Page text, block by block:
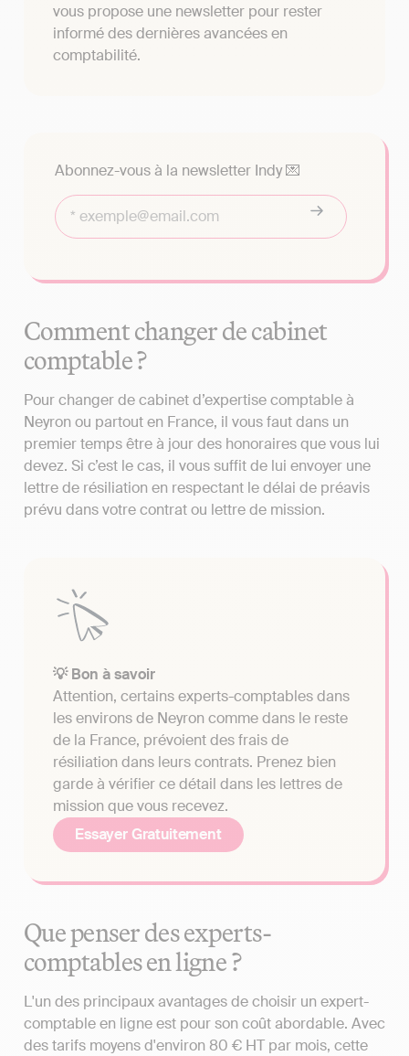
vous propose une newsletter pour rester
informé des dernières avancées en
comptabilité.
Abonnez-vous à la newsletter Indy 💌
Comment changer de cabinet
comptable ?
Pour changer de cabinet d’expertise comptable à
Neyron ou partout en France, il vous faut dans un
premier temps être à jour des honoraires que vous lui
devez. Si c’est le cas, il vous suffit de lui envoyer une
lettre de résiliation en respectant le délai de préavis
prévu dans votre contrat ou lettre de mission.
💡 Bon à savoir
Attention, certains experts-comptables dans
les environs de Neyron comme dans le reste
de la France, prévoient des frais de
résiliation dans leurs contrats. Prenez bien
garde à vérifier ce détail dans les lettres de
mission que vous recevez.
Essayer Gratuitement
Que penser des experts-
comptables en ligne ?
L'un des principaux avantages de choisir un expert-
comptable en ligne est pour son coût abordable. Avec
des tarifs moyens d'environ 80 € HT par mois, cette